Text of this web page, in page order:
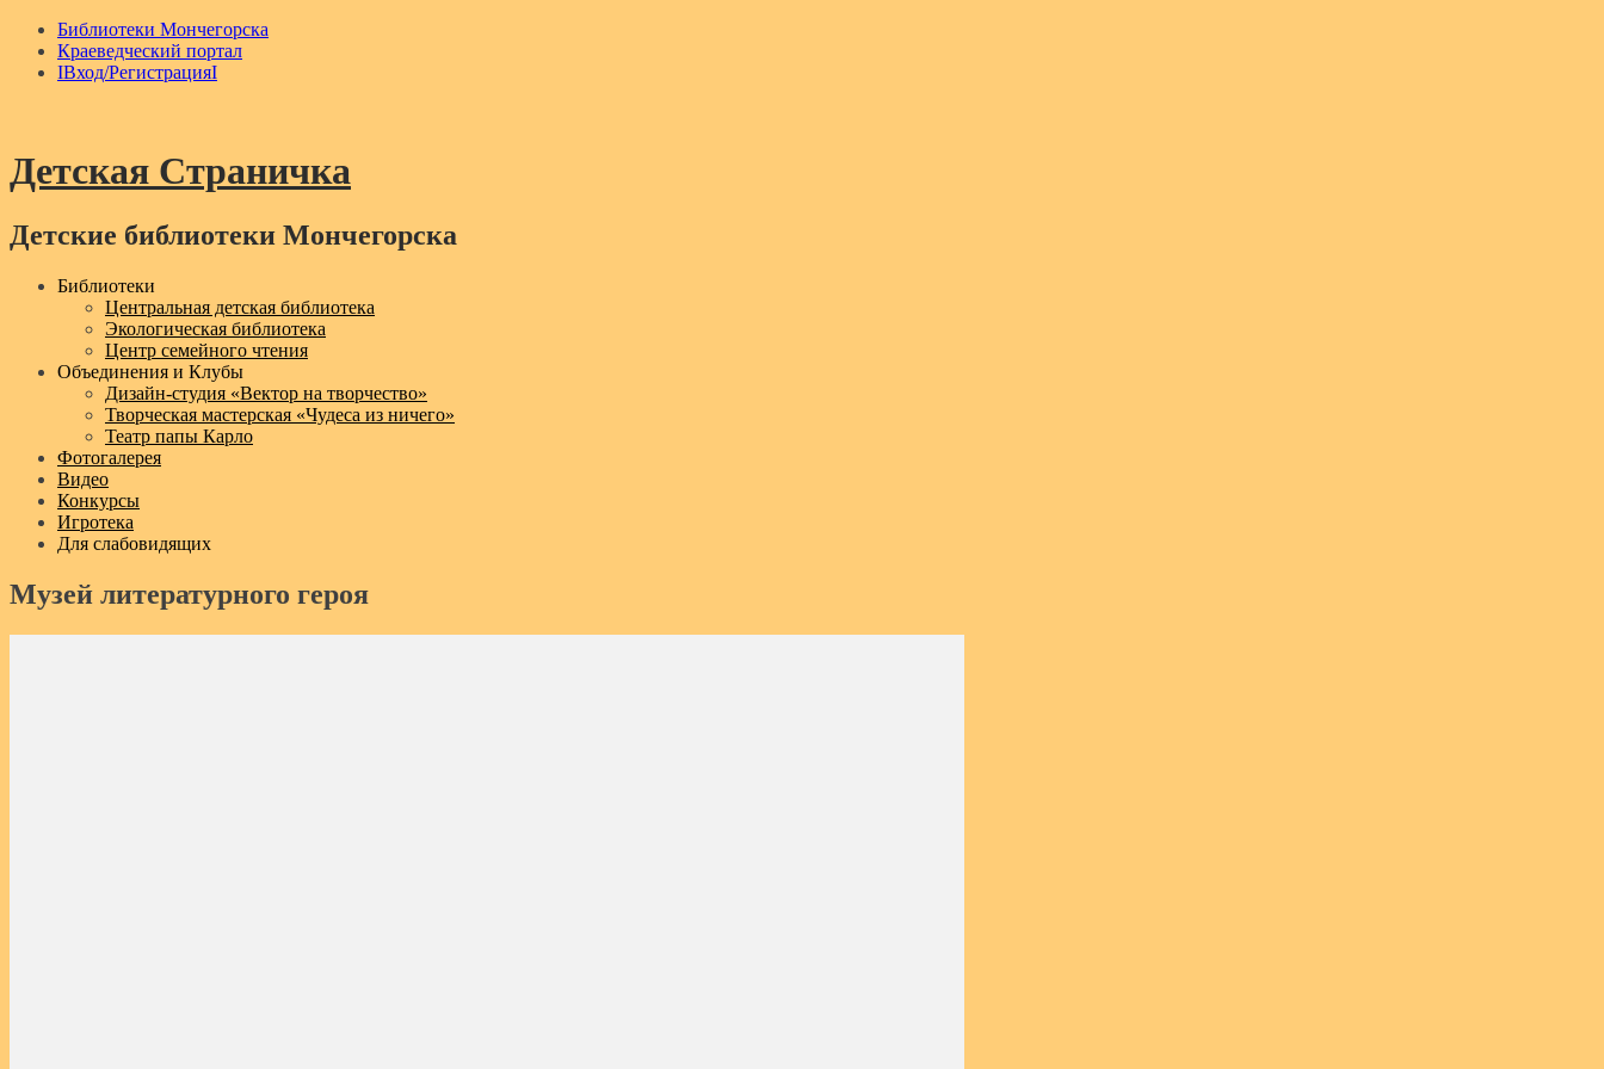
Библиотеки Мончегорска
Краеведческий портал
IВход/РегистрацияI
Детская Страничка
Детские библиотеки Мончегорска
MenuБиблиотеки
Центральная детская библиотека
Экологическая библиотека
Центр семейного чтения
Объединения и Клубы
Дизайн‑студия «Вектор на творчество»
Творческая мастерская «Чудеса из ничего»
Театр папы Карло
Фотогалерея
Видео
Конкурсы
Игротека
Для слабовидящих
Музей литературного героя